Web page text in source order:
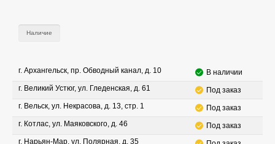
Наличие
г. Архангельск, пр. Обводный канал, д. 10
В наличии
г. Великий Устюг, ул. Гледенская, д. 61
Под заказ
г. Вельск, ул. Некрасова, д. 13, стр. 1
Под заказ
г. Котлас, ул. Маяковского, д. 46
Под заказ
г. Нарьян-Мар, ул. Полярная, д. 35